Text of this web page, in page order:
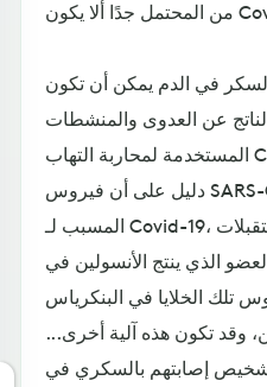
في الدم يمكن أن تكون
عن العدوى والمنشطات
المستخدمة لمحاربة التهاب Covid-19. لكن، هناك أيضًا
دليل على أن فيروس SARS-CoV-2 ، وهو الفيروس
المسبب لـ Covid-19، يمكن أن يرتبط بمستقبلات ACE2
الذي ينتج الأنسولين في
تلك الخلايا في البنكرياس
وقد تكون هذه آلية أخرى...
إصابتهم بالسكري في